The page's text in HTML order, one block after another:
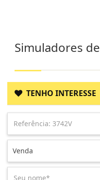
Simuladores de
TENHO INTERESSE
Venda